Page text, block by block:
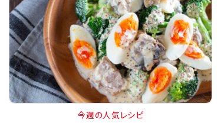
今週の人気レシピ